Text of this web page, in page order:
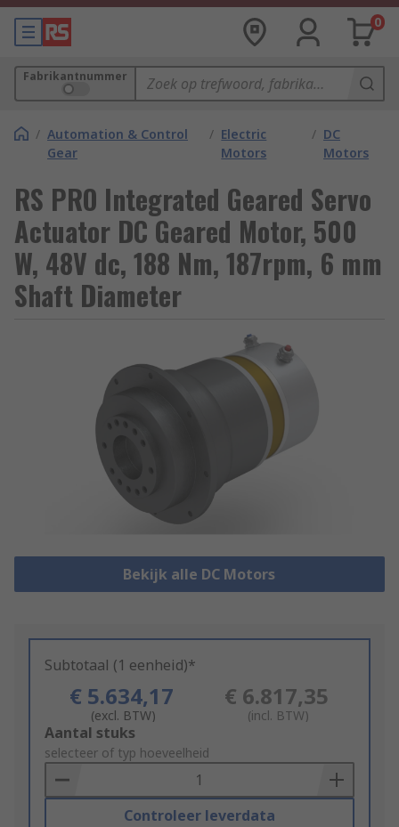
0
Fabrikantnummer
/ Automation & Control
Gear
/ Electric
Motors
/ DC
Motors
RS PRO Integrated Geared Servo
Actuator DC Geared Motor, 500
W, 48V dc, 188 Nm, 187rpm, 6 mm
Shaft Diameter
Bekijk alle DC Motors
Subtotaal (1 eenheid)*
€ 5.634,17
(excl. BTW)
€ 6.817,35
(incl. BTW)
Add
to
Basket
Aantal stuks
selecteer of typ hoeveelheid
Controleer leverdata